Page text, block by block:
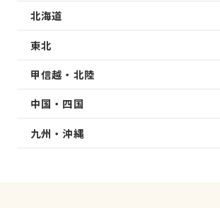
北海道
東北
甲信越・北陸
中国・四国
九州・沖縄